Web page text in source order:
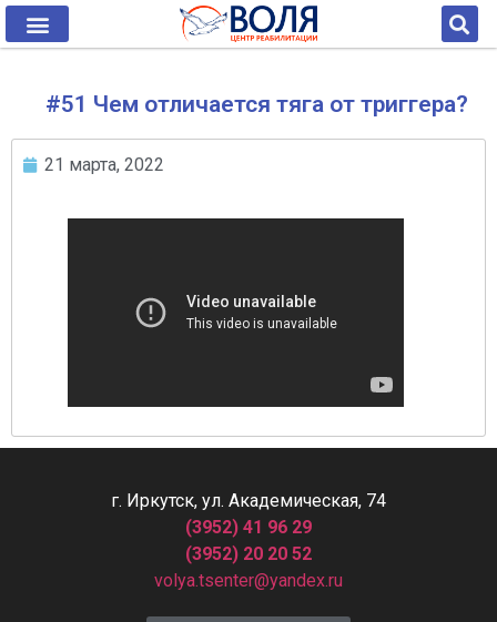
#51 Чем отличается тяга от триггера?
21 марта, 2022
г. Иркутск, ул. Академическая, 74
(3952) 41 96 29
(3952) 20 20 52
volya.tsenter@yandex.ru